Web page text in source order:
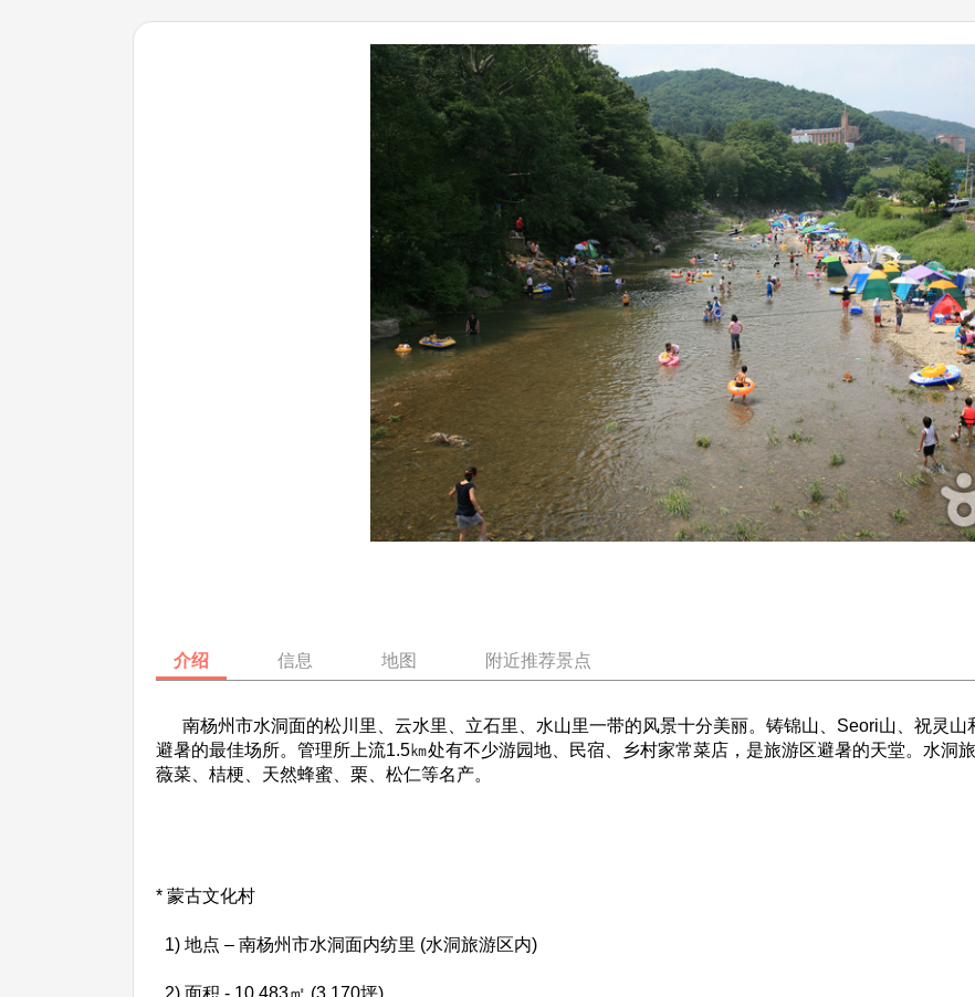
介绍 信息 地图 附近推荐景点
南杨州市水洞面的松川里、云水里、立石里、水山里一带的风景十分美丽。铸锦山、Seori山、祝灵山
避暑的最佳场所。管理所上流1.5㎞处有不少游园地、民宿、乡村家常菜店，是旅游区避暑的天堂。水洞
薇菜、桔梗、天然蜂蜜、栗、松仁等名产。
* 蒙古文化村
1) 地点 – 南杨州市水洞面内纺里 (水洞旅游区内)
2) 面积 - 10,483㎡ (3,170坪)